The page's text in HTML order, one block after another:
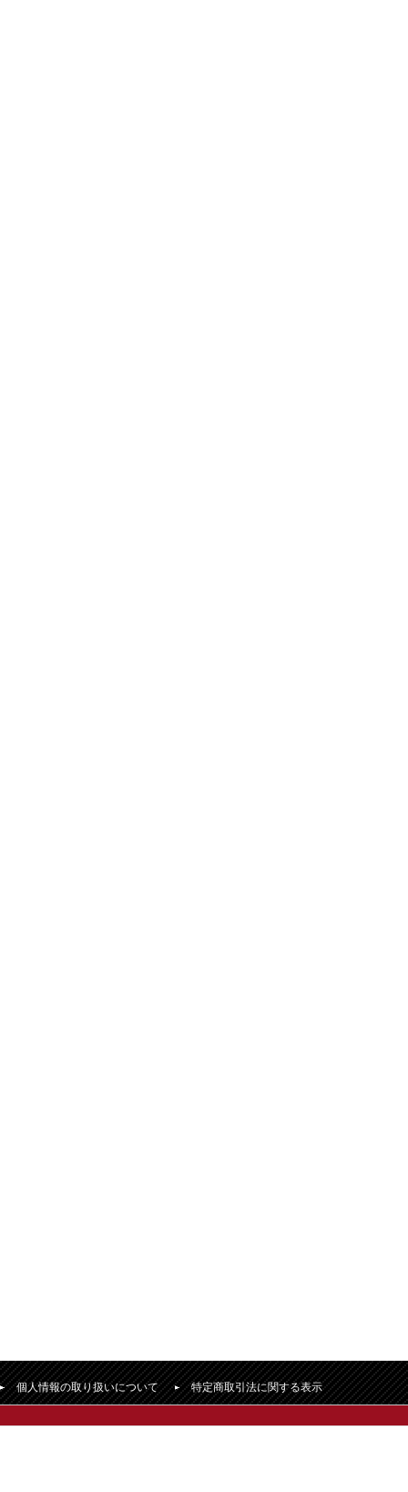
個人情報の取り扱いについて 特定商取引法に関する表示